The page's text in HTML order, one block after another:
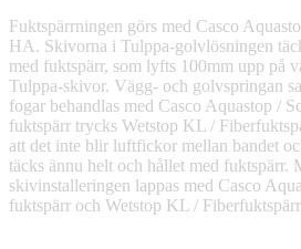
Fuktspärrningen görs med Casco
HA. Skivorna i Tulppa-golvlösningen
med fuktspärr, som lyfts 100mm upp på
Tulppa-skivor. Vägg- och golvspringan
fogar behandlas med Casco Aquastop /
fuktspärr trycks Wetstop KL /
att det inte blir luftfickor mellan bandet
täcks ännu helt och hållet med fuktspärr.
skivinstalleringen lappas med Casco
fuktspärr och Wetstop KL /